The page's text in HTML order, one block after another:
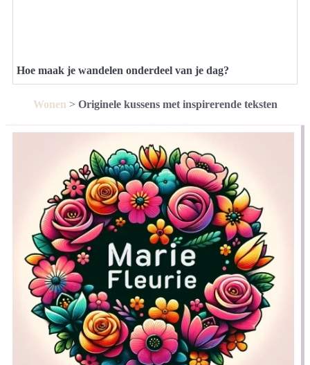
Hoe maak je wandelen onderdeel van je dag?
Wonen > Originele kussens met inspirerende teksten